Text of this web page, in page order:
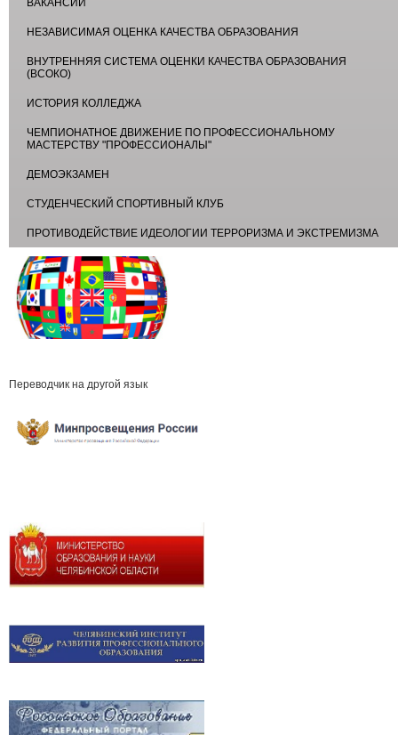
ВАКАНСИИ
НЕЗАВИСИМАЯ ОЦЕНКА КАЧЕСТВА ОБРАЗОВАНИЯ
ВНУТРЕННЯЯ СИСТЕМА ОЦЕНКИ КАЧЕСТВА ОБРАЗОВАНИЯ
(ВСОКО)
ИСТОРИЯ КОЛЛЕДЖА
ЧЕМПИОНАТНОЕ ДВИЖЕНИЕ ПО ПРОФЕССИОНАЛЬНОМУ
МАСТЕРСТВУ "ПРОФЕССИОНАЛЫ"
ДЕМОЭКЗАМЕН
СТУДЕНЧЕСКИЙ СПОРТИВНЫЙ КЛУБ
ПРОТИВОДЕЙСТВИЕ ИДЕОЛОГИИ ТЕРРОРИЗМА И ЭКСТРЕМИЗМА
Переводчик на другой язык